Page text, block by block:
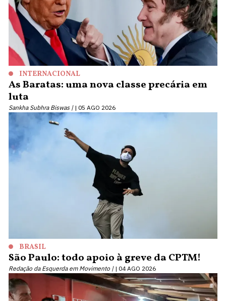
INTERNACIONAL
As Baratas: uma nova classe precária em
luta
Sankha Subhra Biswas | 05 AGO 2026
BRASIL
São Paulo: todo apoio à greve da CPTM!
Redação da Esquerda em Movimento | 04 AGO 2026